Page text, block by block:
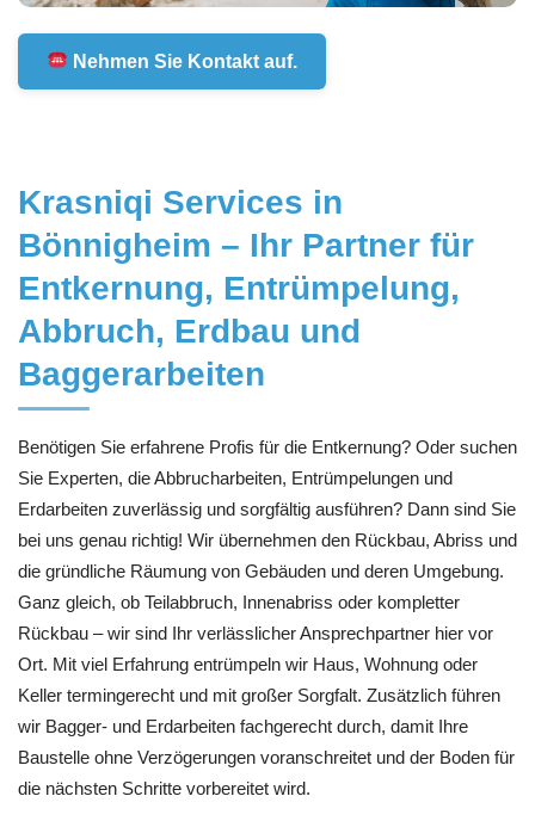
Nehmen Sie Kontakt auf.
Krasniqi Services in
Bönnigheim – Ihr Partner für
Entkernung, Entrümpelung,
Abbruch, Erdbau und
Baggerarbeiten
Benötigen Sie erfahrene Profis für die Entkernung? Oder suchen
Sie Experten, die Abbrucharbeiten, Entrümpelungen und
Erdarbeiten zuverlässig und sorgfältig ausführen? Dann sind Sie
bei uns genau richtig! Wir übernehmen den Rückbau, Abriss und
die gründliche Räumung von Gebäuden und deren Umgebung.
Ganz gleich, ob Teilabbruch, Innenabriss oder kompletter
Rückbau – wir sind Ihr verlässlicher Ansprechpartner hier vor
Ort. Mit viel Erfahrung entrümpeln wir Haus, Wohnung oder
Keller termingerecht und mit großer Sorgfalt. Zusätzlich führen
wir Bagger- und Erdarbeiten fachgerecht durch, damit Ihre
Baustelle ohne Verzögerungen voranschreitet und der Boden für
die nächsten Schritte vorbereitet wird.